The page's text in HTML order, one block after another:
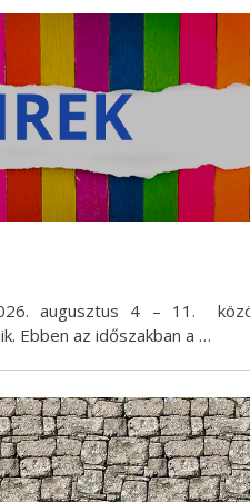
augusztus 4 – 11.
Ebben az időszakban a …